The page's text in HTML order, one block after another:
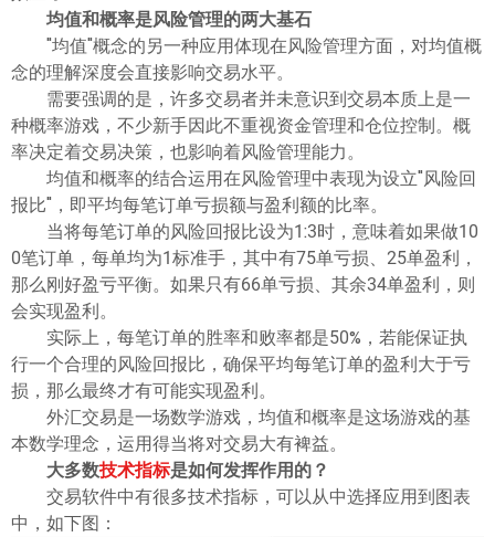
均值和概率是风险管理的两大基石
"均值"概念的另一种应用体现在风险管理方面，对均值概
念的理解深度会直接影响交易水平。
需要强调的是，许多交易者并未意识到交易本质上是一
种概率游戏，不少新手因此不重视资金管理和仓位控制。概
率决定着交易决策，也影响着风险管理能力。
均值和概率的结合运用在风险管理中表现为设立"风险回
报比"，即平均每笔订单亏损额与盈利额的比率。
当将每笔订单的风险回报比设为1:3时，意味着如果做10
0笔订单，每单均为1标准手，其中有75单亏损、25单盈利，
那么刚好盈亏平衡。如果只有66单亏损、其余34单盈利，则
会实现盈利。
实际上，每笔订单的胜率和败率都是50%，若能保证执
行一个合理的风险回报比，确保平均每笔订单的盈利大于亏
损，那么最终才有可能实现盈利。
外汇交易是一场数学游戏，均值和概率是这场游戏的基
本数学理念，运用得当将对交易大有裨益。
大多数技术指标是如何发挥作用的？
交易软件中有很多技术指标，可以从中选择应用到图表
中，如下图：